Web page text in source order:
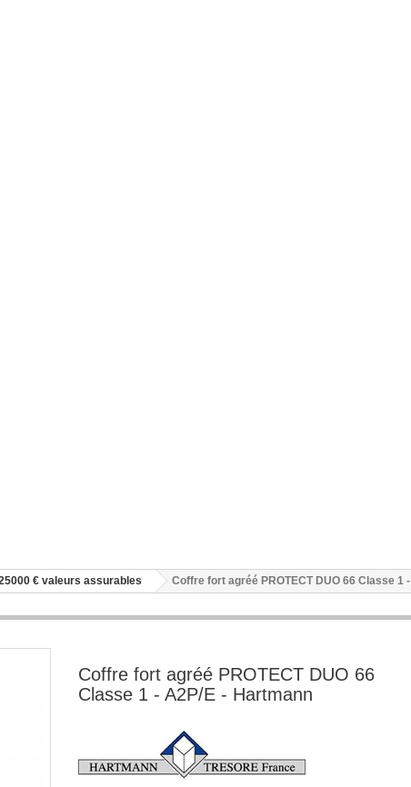
€ valeurs assurables Coffre fort agréé PROTECT DUO 66 Classe 1
Coffre fort agréé PROTECT DUO 66
Classe 1 - A2P/E - Hartmann